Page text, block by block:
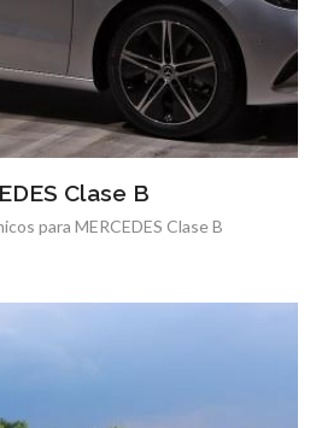
Clase B
para MERCEDES Clase B